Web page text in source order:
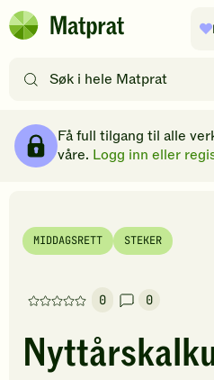
Hopp til hovedinnhold
Matprat
etter
filtre
Få full tilgang til alle
våre. Logg inn eller
MIDDAGSRETT STEKER
0
Denne
har
foreløpig
0